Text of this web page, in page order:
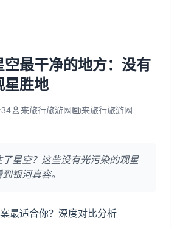
空最干净的地方：没有
星胜地
来旅行旅游网
来旅行旅游网
星空？这些没有光污染的观星
银河真容。
最适合你？深度对比分析